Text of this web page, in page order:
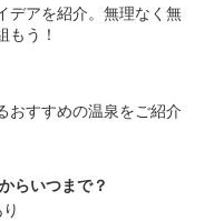
デアを紹介。無理なく無
もう！
おすすめの温泉をご紹介
らいつまで？